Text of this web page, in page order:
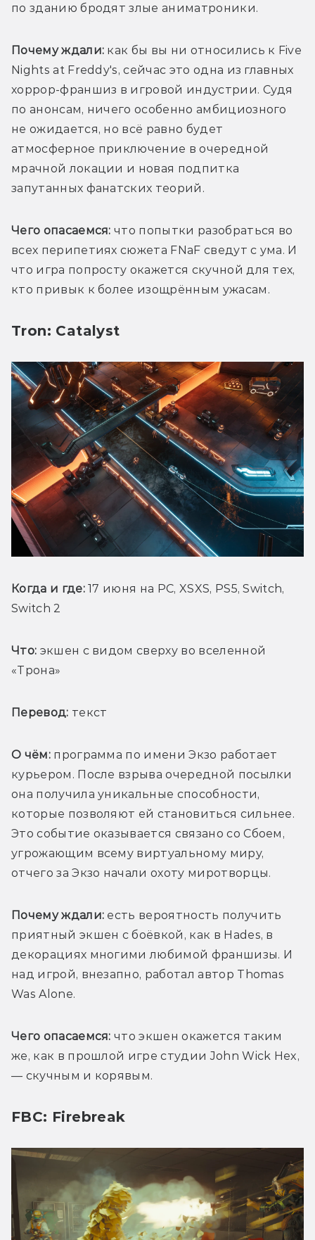
по зданию бродят злые аниматроники.
Почему ждали: как бы вы ни относились к Five
Nights at Freddy's, сейчас это одна из главных
хоррор-франшиз в игровой индустрии. Судя
по анонсам, ничего особенно амбициозного
не ожидается, но всё равно будет
атмосферное приключение в очередной
мрачной локации и новая подпитка
запутанных фанатских теорий.
Чего опасаемся: что попытки разобраться во
всех перипетиях сюжета FNaF сведут с ума. И
что игра попросту окажется скучной для тех,
кто привык к более изощрённым ужасам.
Tron: Catalyst
Когда и где: 17 июня на PC, XSXS, PS5, Switch,
Switch 2
Что: экшен с видом сверху во вселенной
«Трона»
Перевод: текст
О чём: программа по имени Экзо работает
курьером. После взрыва очередной посылки
она получила уникальные способности,
которые позволяют ей становиться сильнее.
Это событие оказывается связано со Сбоем,
угрожающим всему виртуальному миру,
отчего за Экзо начали охоту миротворцы.
Почему ждали: есть вероятность получить
приятный экшен с боёвкой, как в Hades, в
декорациях многими любимой франшизы. И
над игрой, внезапно, работал автор Thomas
Was Alone.
Чего опасаемся: что экшен окажется таким
же, как в прошлой игре студии John Wick Hex,
— скучным и корявым.
FBC: Firebreak